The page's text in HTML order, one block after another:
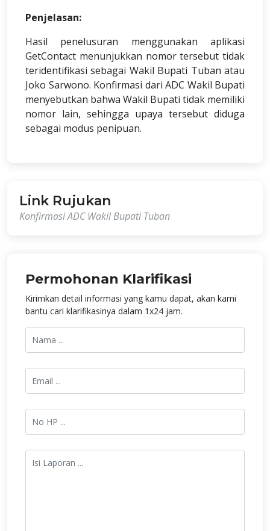
Penjelasan:
Hasil penelusuran menggunakan aplikasi
GetContact menunjukkan nomor tersebut tidak
teridentifikasi sebagai Wakil Bupati Tuban atau
Joko Sarwono. Konfirmasi dari ADC Wakil Bupati
menyebutkan bahwa Wakil Bupati tidak memiliki
nomor lain, sehingga upaya tersebut diduga
sebagai modus penipuan.
Link Rujukan
Konfirmasi ADC Wakil Bupati Tuban
Permohonan Klarifikasi
Kirimkan detail informasi yang kamu dapat, akan kami
bantu cari klarifikasinya dalam 1x24 jam.